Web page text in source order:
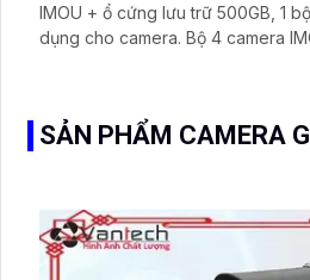
IMOU + ổ cứng lưu trữ 500GB, 1
dụng cho camera. Bộ 4 camera
SẢN PHẨM CAMERA